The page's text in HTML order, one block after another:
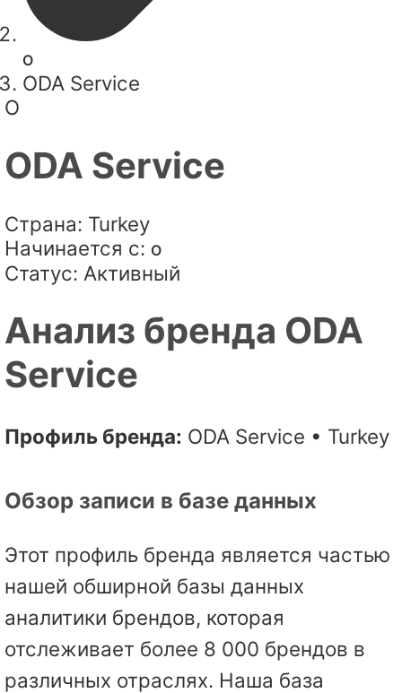
O
ODA Service
O
ODA Service
Страна: Turkey
Начинается с: O
Статус: Активный
Анализ бренда ODA
Service
Профиль бренда: ODA Service • Turkey
Обзор записи в базе данных
Этот профиль бренда является частью
нашей обширной базы данных
аналитики брендов, которая
отслеживает более 8 000 брендов в
различных отраслях. Наша база